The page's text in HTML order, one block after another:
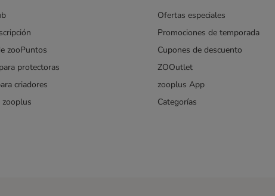
zooPuntos
protectoras
criadores
zooplus
Ofertas especiales
Promociones de temporada
Cupones de descuento
ZOOutlet
zooplus App
Categorías